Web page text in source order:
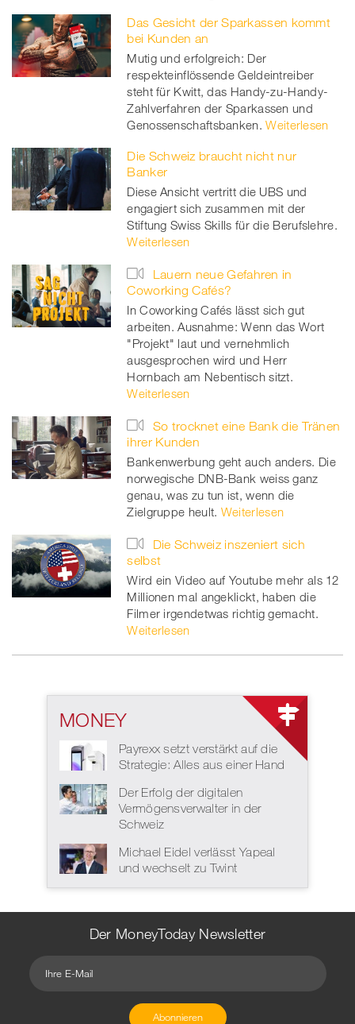
Das Gesicht der Sparkassen kommt
bei Kunden an
Mutig und erfolgreich: Der
respekteinflössende Geldeintreiber
steht für Kwitt, das Handy-zu-Handy-
Zahlverfahren der Sparkassen und
Genossenschaftsbanken. Weiterlesen
Die Schweiz braucht nicht nur
Banker
Diese Ansicht vertritt die UBS und
engagiert sich zusammen mit der
Stiftung Swiss Skills für die Berufslehre.
Weiterlesen
Lauern neue Gefahren in
Coworking Cafés?
In Coworking Cafés lässt sich gut
arbeiten. Ausnahme: Wenn das Wort
"Projekt" laut und vernehmlich
ausgesprochen wird und Herr
Hornbach am Nebentisch sitzt.
Weiterlesen
So trocknet eine Bank die Tränen
ihrer Kunden
Bankenwerbung geht auch anders. Die
norwegische DNB-Bank weiss ganz
genau, was zu tun ist, wenn die
Zielgruppe heult. Weiterlesen
Die Schweiz inszeniert sich
selbst
Wird ein Video auf Youtube mehr als 12
Millionen mal angeklickt, haben die
Filmer irgendetwas richtig gemacht.
Weiterlesen
MONEY
Payrexx setzt verstärkt auf die
Strategie: Alles aus einer Hand
Der Erfolg der digitalen
Vermögensverwalter in der
Schweiz
Michael Eidel verlässt Yapeal
und wechselt zu Twint
Der MoneyToday Newsletter